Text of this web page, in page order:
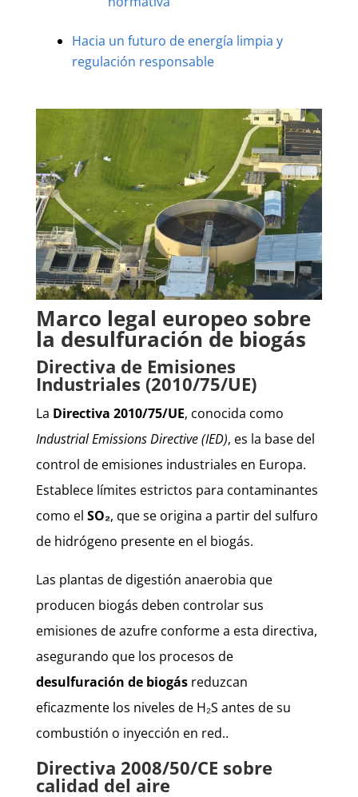
Hacia un futuro de energía limpia y
regulación responsable
Marco legal europeo sobre
la desulfuración de biogás
Directiva de Emisiones
Industriales (2010/75/UE)
La Directiva 2010/75/UE, conocida como
Industrial Emissions Directive (IED), es la base del
control de emisiones industriales en Europa.
Establece límites estrictos para contaminantes
como el SO₂, que se origina a partir del sulfuro
de hidrógeno presente en el biogás.
Las plantas de digestión anaerobia que
producen biogás deben controlar sus
emisiones de azufre conforme a esta directiva,
asegurando que los procesos de
desulfuración de biogásreduzcan
eficazmente los niveles de H₂S antes de su
combustión o inyección en red..
Directiva 2008/50/CE sobre
calidad del aire